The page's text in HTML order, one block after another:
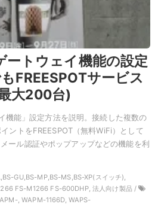
トウェイ機能の設定
FREESPOTサービス
大200台)
機能」設定方法を説明。接続した複数の
ントをFREESPOT（無料WiFi）として
ール認証やポップアップなどの機能を利
GU,BS-MP,BS-MS,BS-XP(スイッチ),
FS-M1266 FS-600DHP, 法人向け製品 /
, WAPM-1166D, WAPS-